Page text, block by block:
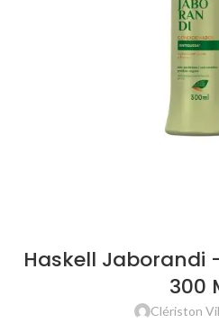
Haskell Jaborandi
300
Clériston